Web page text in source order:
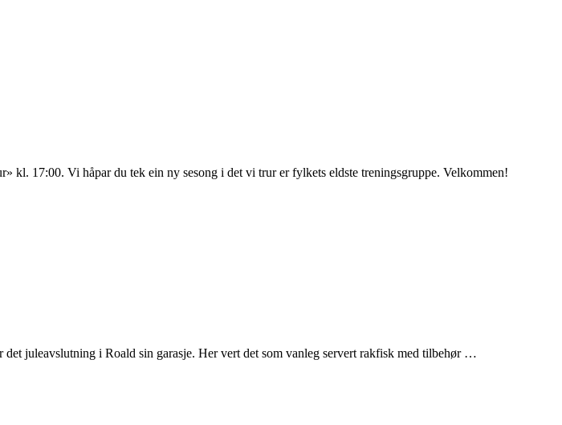
kl. 17:00. Vi håpar du tek ein ny sesong i det vi trur er fylkets eldste treningsgruppe. Velkommen!
juleavslutning i Roald sin garasje. Her vert det som vanleg servert rakfisk med tilbehør …